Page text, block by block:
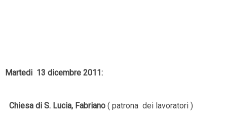
Martedi 13 dicembre 2011:
Chiesa di S. Lucia, Fabriano ( patrona dei lavoratori )